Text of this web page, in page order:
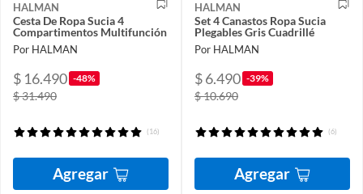
HALMAN
Cesta De Ropa Sucia 4
Compartimentos Multifunción
Por HALMAN
$ 16.490 -48%
$ 31.490
(16)
Agregar
HALMAN
Set 4 Canastos Ropa Sucia
Plegables Gris Cuadrillé
Por HALMAN
$ 6.490 -39%
$ 10.690
(6)
Agregar